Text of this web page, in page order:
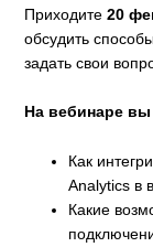
Приходите 20
обсудить
задать свои
На вебинаре вы
Как
Analytics в
Какие